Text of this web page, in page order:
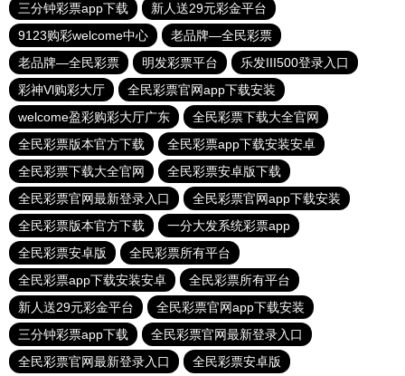
三分钟彩票app下载
新人送29元彩金平台
9123购彩welcome中心
老品牌—全民彩票
老品牌—全民彩票
明发彩票平台
乐发III500登录入口
彩神Vl购彩大厅
全民彩票官网app下载安装
welcome盈彩购彩大厅广东
全民彩票下载大全官网
全民彩票版本官方下载
全民彩票app下载安装安卓
全民彩票下载大全官网
全民彩票安卓版下载
全民彩票官网最新登录入口
全民彩票官网app下载安装
全民彩票版本官方下载
一分大发系统彩票app
全民彩票安卓版
全民彩票所有平台
全民彩票app下载安装安卓
全民彩票所有平台
新人送29元彩金平台
全民彩票官网app下载安装
三分钟彩票app下载
全民彩票官网最新登录入口
全民彩票官网最新登录入口
全民彩票安卓版